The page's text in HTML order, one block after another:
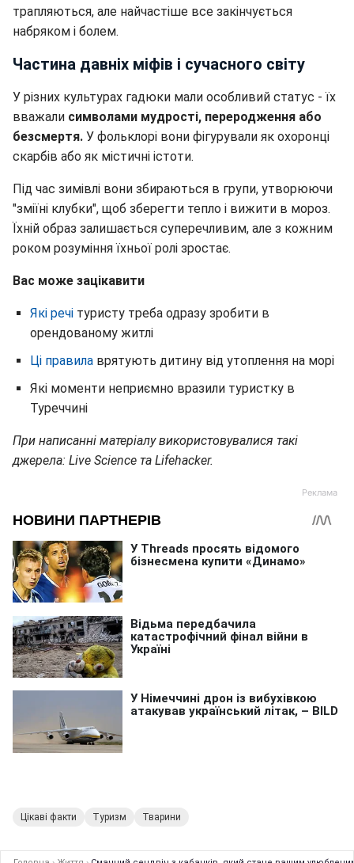
трапляються, але найчастіше все закінчується
набряком і болем.
Частина давніх міфів і сучасного світу
У різних культурах гадюки мали особливий статус - їх
вважали символами мудрості, переродження або
безсмертя. У фольклорі вони фігурували як охоронці
скарбів або як містичні істоти.
Під час зимівлі вони збираються в групи, утворюючи
"зміїні клубки", щоб зберегти тепло і вижити в мороз.
Їхній образ залишається суперечливим, але з кожним
роком розуміння їхньої ролі зростає.
Вас може зацікавити
Які речі туристу треба одразу зробити в
орендованому житлі
Ці правила врятують дитину від утоплення на морі
Які моменти неприємно вразили туристку в
Туреччині
При написанні матеріалу використовувалися такі
джерела: Live Science та Lifehacker.
Цікаві факти Туризм Тварини